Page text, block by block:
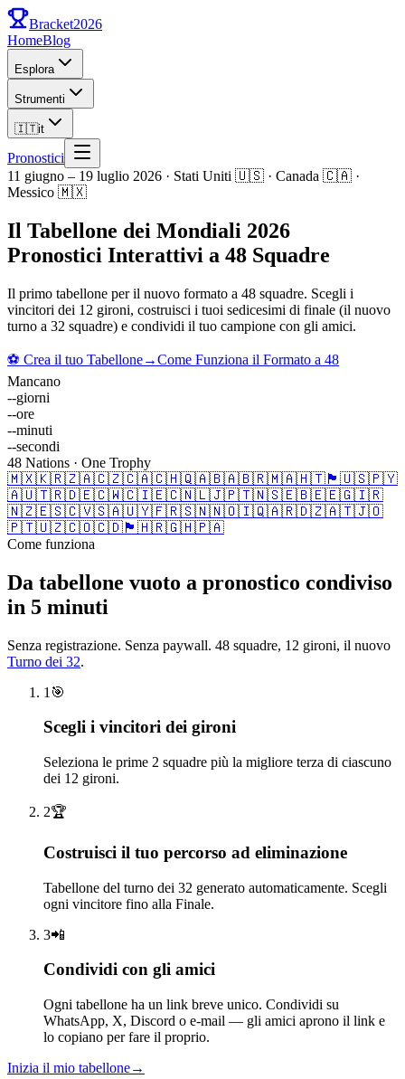
Bracket2026
HomeBlog
Esplora
Strumenti
🇮🇹it
Pronostici
11 giugno – 19 luglio 2026 · Stati Uniti 🇺🇸 · Canada 🇨🇦 ·
Messico 🇲🇽
Il Tabellone dei Mondiali 2026
Pronostici Interattivi a 48 Squadre
Il primo tabellone per il nuovo formato a 48 squadre. Scegli i
vincitori dei 12 gironi, costruisci i tuoi sedicesimi di finale (il nuovo
turno a 32 squadre) e condividi il tuo campione con gli amici.
⚽ Crea il tuo Tabellone→Come Funziona il Formato a 48
Mancano
--giorni
--ore
--minuti
--secondi
48 Nations · One Trophy
🇲🇽🇰🇷🇿🇦🇨🇿🇨🇦🇨🇭🇶🇦🇧🇦🇧🇷🇲🇦🇭🇹 🏴󠁧󠁢󠁳󠁣󠁴󠁿 🇺🇸🇵🇾
🇦🇺🇹🇷🇩🇪🇨🇼🇨🇮🇪🇨🇳🇱🇯🇵🇹🇳🇸🇪🇧🇪🇪🇬🇮🇷
🇳🇿🇪🇸🇨🇻🇸🇦🇺🇾🇫🇷🇸🇳🇳🇴🇮🇶🇦🇷🇩🇿🇦🇹🇯🇴
🇵🇹🇺🇿🇨🇴🇨🇩 🏴󠁧󠁢󠁥󠁮󠁧󠁿 🇭🇷🇬🇭🇵🇦
Come funziona
Da tabellone vuoto a pronostico condiviso
in 5 minuti
Senza registrazione. Senza paywall. 48 squadre, 12 gironi, il nuovo
Turno dei 32.
1 🎯
Scegli i vincitori dei gironi
Seleziona le prime 2 squadre più la migliore terza di ciascuno
dei 12 gironi.
2🏆
Costruisci il tuo percorso ad eliminazione
Tabellone del turno dei 32 generato automaticamente. Scegli
ogni vincitore fino alla Finale.
3📲
Condividi con gli amici
Ogni tabellone ha un link breve unico. Condividi su
WhatsApp, X, Discord o e-mail — gli amici aprono il link e
lo copiano per fare il proprio.
Inizia il mio tabellone→